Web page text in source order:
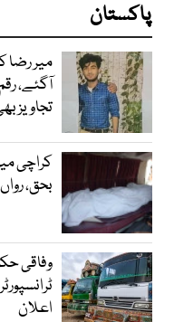
پاکستان
میر رضا
آگئے،
تجاویز
کراچی
بحق، رواں
وفاقی
اعلان